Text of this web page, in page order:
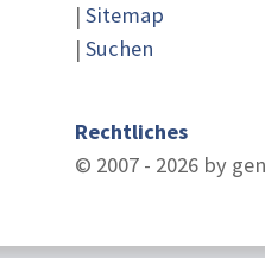
| Sitemap
| Suchen
Rechtliches
© 2007 - 2026 by